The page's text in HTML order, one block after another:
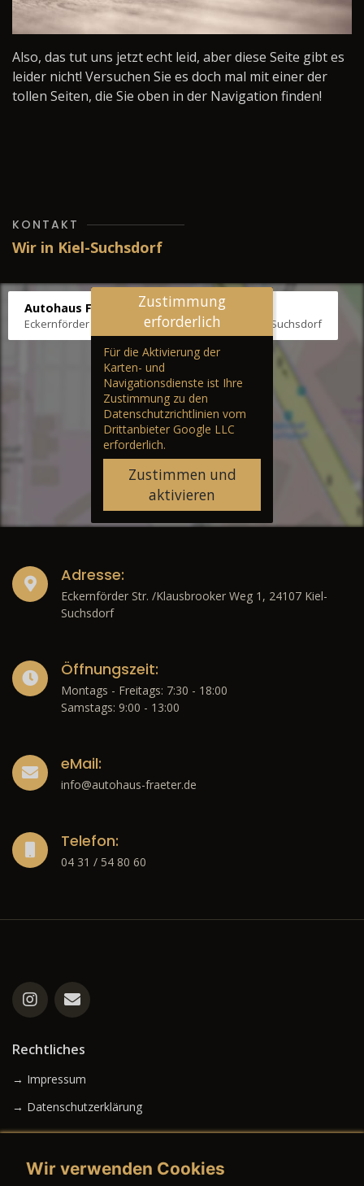
Also, das tut uns jetzt echt leid, aber diese Seite gibt es
leider nicht! Versuchen Sie es doch mal mit einer der
tollen Seiten, die Sie oben in der Navigation finden!
KONTAKT
Wir in Kiel-Suchsdorf
Autohaus Fräter
Eckernförder Str. /Klausbrooker Weg 1, 24107 Kiel-Suchsdorf
Zustimmung
erforderlich
Für die Aktivierung der
Karten- und
Navigationsdienste ist Ihre
Zustimmung zu den
Datenschutzrichtlinien vom
Drittanbieter Google LLC
erforderlich.
Zustimmen und
aktivieren
Adresse:
Eckernförder Str. /Klausbrooker Weg 1, 24107 Kiel-
Suchsdorf
Öffnungszeit:
Montags - Freitags: 7:30 - 18:00
Samstags: 9:00 - 13:00
eMail:
info@autohaus-fraeter.de
Telefon:
04 31 / 54 80 60
Rechtliches
→ Impressum
→ Datenschutzerklärung
Wir verwenden Cookies